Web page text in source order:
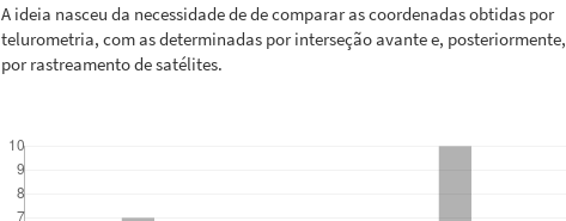
A ideia nasceu da necessidade de de comparar as coordenadas obtidas por
telurometria, com as determinadas por interseção avante e, posteriormente,
por rastreamento de satélites.